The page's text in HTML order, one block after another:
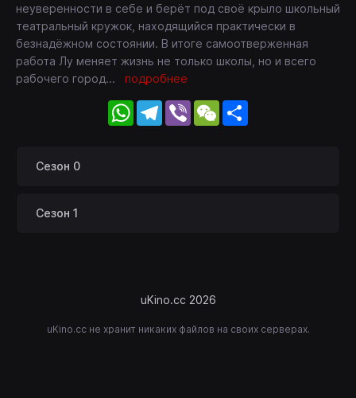
неуверенности в себе и берёт под своё крыло школьный
театральный кружок, находящийся практически в
безнадёжном состоянии. В итоге самоотверженная
работа Лу меняет жизнь не только школы, но и всего
рабочего город... подробнее
WhatsApp
Telegram
Viber WeChat
Сезон 0
Сезон 1
uKino.cc 2026
uKino.cc не хранит никаких файлов на своих серверах.